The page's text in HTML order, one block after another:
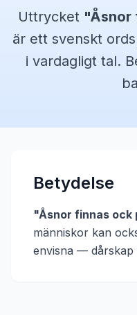
Uttrycket "Åsnor
är ett svenskt
i vardagligt tal.
Betydelse
"Åsnor finnas ock
människor kan
envisna — dårskap